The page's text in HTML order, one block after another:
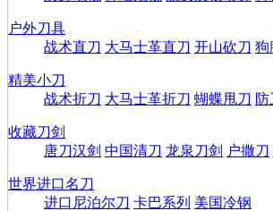
户外刀具
战术直刀 大马士革直刀 开山砍刀 狗
精美小刀
战术折刀 大马士革折刀 蝴蝶甩刀 防
收藏刀剑
唐刀汉剑 中国清刀 龙泉刀剑 户撒刀
世界进口名刀
进口尼泊尔刀 卡巴系列 美国冷钢